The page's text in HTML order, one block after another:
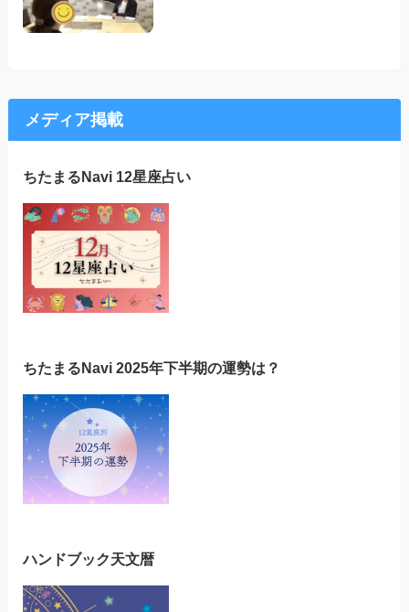
メディア掲載
ちたまるNavi 12星座占い
ちたまるNavi 2025年下半期の運勢は？
ハンドブック天文暦